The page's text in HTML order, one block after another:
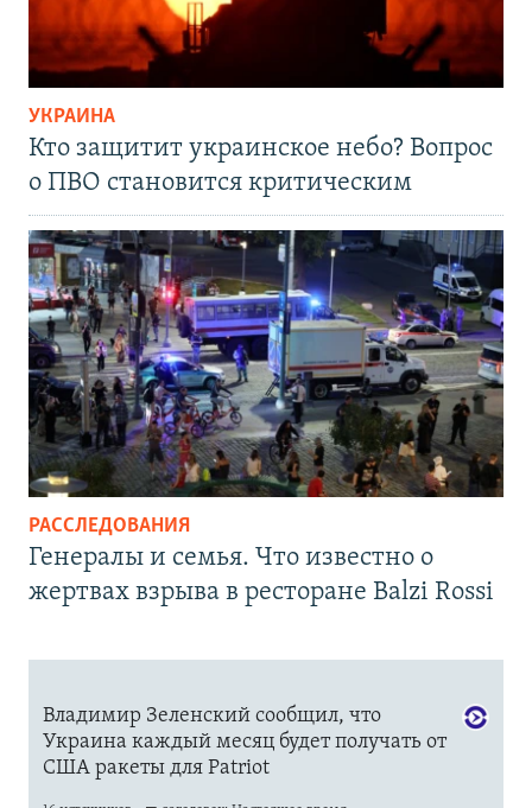
УКРАИНА
Кто защитит украинское небо? Вопрос
о ПВО становится критическим
РАССЛЕДОВАНИЯ
Генералы и семья. Что известно о
жертвах взрыва в ресторане Balzi Rossi